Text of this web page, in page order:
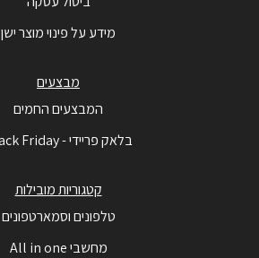
מידע על פינוי מוצר ישן
מבצעים
המבצעים החמים
בלאק פריידי - Black Friday
קטגוריות מובילות
טלפונים וסמארטפונים
מחשבי All in one